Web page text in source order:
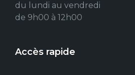
du lundi au vendredi
de 9h00 à 12h00
Accès rapide